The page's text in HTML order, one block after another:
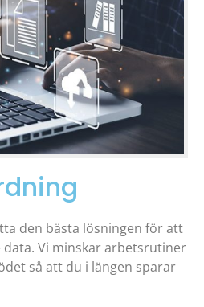
den bästa lösningen för att
Vi minskar arbetsrutiner
så att du i längen sparar